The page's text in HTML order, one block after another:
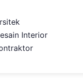
Interior